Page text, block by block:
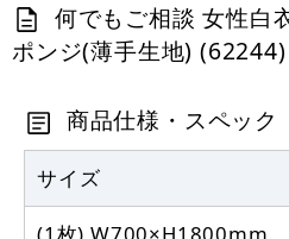
何でもご相談 女性白
ポンジ(薄手生地)
商品仕様・スペック
サイズ
(1枚) W700×H1800mm